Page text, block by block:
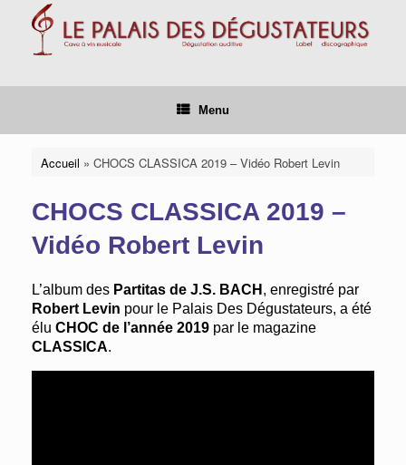
Menu
Accueil » CHOCS CLASSICA 2019 – Vidéo Robert Levin
CHOCS CLASSICA 2019 –
Vidéo Robert Levin
L’album des Partitas de J.S. BACH , enregistré par
Robert Levin pour le Palais Des Dégustateurs, a été
élu CHOC de l’année 2019 par le magazine
CLASSICA.